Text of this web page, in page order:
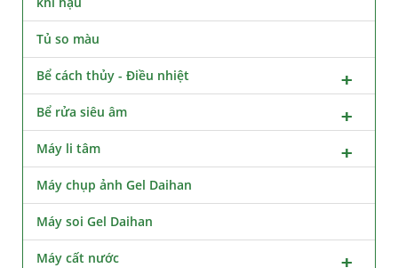
Tủ so màu
Bể cách thủy - Điều nhiệt
Bể rửa siêu âm
Máy li tâm
Máy chụp ảnh Gel Daihan
Máy soi Gel Daihan
Máy cất nước